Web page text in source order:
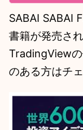
SABAI SABAI
書籍が発売され
TradingView
のある方はチ